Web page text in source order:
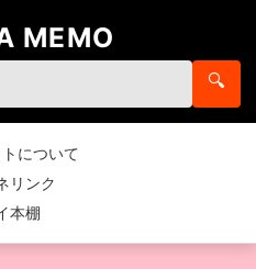
MEMO
🔍
について
リンク
本棚